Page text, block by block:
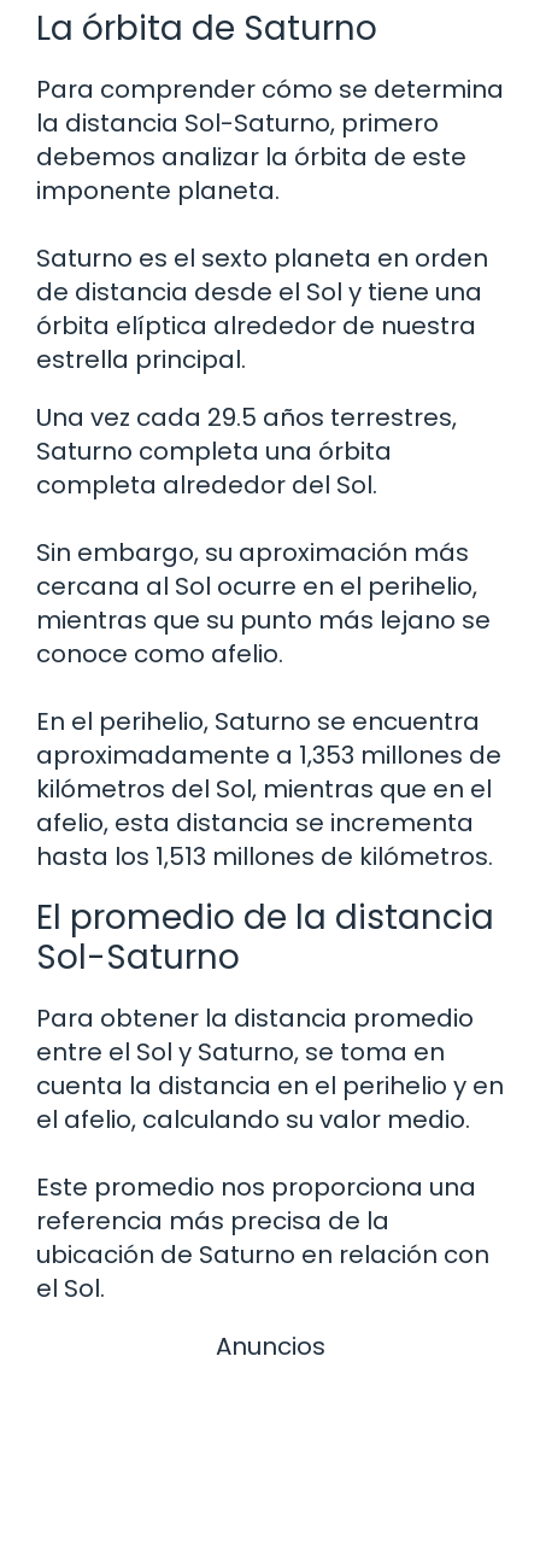
La órbita de Saturno
Para comprender cómo se determina
la distancia Sol-Saturno, primero
debemos analizar la órbita de este
imponente planeta.
Saturno es el sexto planeta en orden
de distancia desde el Sol y tiene una
órbita elíptica alrededor de nuestra
estrella principal.
Una vez cada 29.5 años terrestres,
Saturno completa una órbita
completa alrededor del Sol.
Sin embargo, su aproximación más
cercana al Sol ocurre en el perihelio,
mientras que su punto más lejano se
conoce como afelio.
En el perihelio, Saturno se encuentra
aproximadamente a 1,353 millones de
kilómetros del Sol, mientras que en el
afelio, esta distancia se incrementa
hasta los 1,513 millones de kilómetros.
El promedio de la distancia
Sol-Saturno
Para obtener la distancia promedio
entre el Sol y Saturno, se toma en
cuenta la distancia en el perihelio y en
el afelio, calculando su valor medio.
Este promedio nos proporciona una
referencia más precisa de la
ubicación de Saturno en relación con
el Sol.
Anuncios